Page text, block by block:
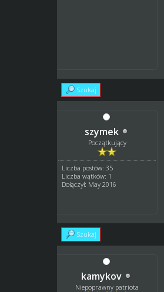
Szukaj
szymek
Początkujący
Liczba postów: 35
Liczba wątków: 1
Dołączył: May 2016
Szukaj
kamykov
Niepoprawny patriota